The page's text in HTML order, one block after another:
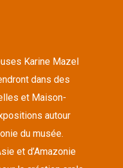
Karine Mazel
dans des
et Maison-
autour
du musée.
et d’Amazonie